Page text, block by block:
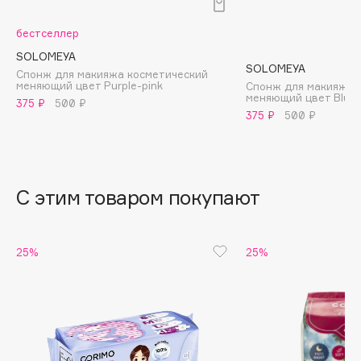
Balmain Hair Couture
ЭКСКЛЮЗИВ
Beauty Pati
beautyblender
Bioderma
бестселлер
SOLOMEYA
Спонж для макияжа косметический
меняющий цвет Purple-pink
375 ₽
500 ₽
SOLOMEYA
Спонж для макияжа
меняющий цвет
375 ₽
500 ₽
С этим товаром покупают
25% 25%